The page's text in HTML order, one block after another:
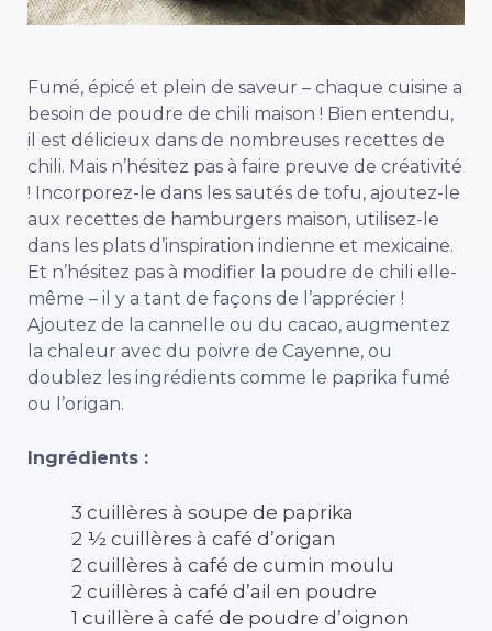
Fumé, épicé et plein de saveur – chaque cuisine a
besoin de poudre de chili maison ! Bien entendu,
il est délicieux dans de nombreuses recettes de
chili. Mais n’hésitez pas à faire preuve de créativité
! Incorporez-le dans les sautés de tofu, ajoutez-le
aux recettes de hamburgers maison, utilisez-le
dans les plats d’inspiration indienne et mexicaine.
Et n’hésitez pas à modifier la poudre de chili elle-
même – il y a tant de façons de l’apprécier !
Ajoutez de la cannelle ou du cacao, augmentez
la chaleur avec du poivre de Cayenne, ou
doublez les ingrédients comme le paprika fumé
ou l’origan.
Ingrédients :
3 cuillères à soupe de paprika
2 ½ cuillères à café d’origan
2 cuillères à café de cumin moulu
2 cuillères à café d’ail en poudre
1 cuillère à café de poudre d’oignon